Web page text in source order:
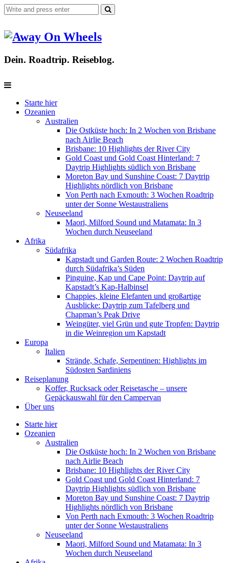
Dein. Roadtrip. Reiseblog.
Starte hier
Ozeanien
Australien
Die Ostküste hoch: In 2 Wochen von Brisbane
nach Airlie Beach
Brisbane: 10 Highlights der River City
Gold Coast und Gold Coast Hinterland: 7
Daytrip Highlights südlich von Brisbane
Moreton Bay und Sunshine Coast: 7 Daytrip
Highlights nördlich von Brisbane
Von Perth nach Exmouth: 3 Wochen Roadtrip
unter der Sonne Westaustraliens
Neuseeland
Maori, Milford Sound und Matamata: In 3
Wochen durch Neuseeland
Afrika
Südafrika
Kapstadt und Garden Route: 2 Wochen Roadtrip
durch Südafrika’s Süden
Pinguine, Kap und Cape Point: Daytrip auf
Kapstadt’s Kap-Halbinsel
Chappies, kleine Elefanten und großartige
Ausblicke: Daytrip zum Tafelberg und
Chapman’s Peak Drive
Weingüter, viel Grün und gute Tropfen: Daytrip
in die Weinregion um Kapstadt
Europa
Italien
Strände, Schafe, Serpentinen: Highlights im
Südosten Sardiniens
Reiseplanung
Koffer, Rucksack oder Reisetasche – unsere
Gepäckauswahl für den Campervan
Über uns
Starte hier
Ozeanien
Australien
Die Ostküste hoch: In 2 Wochen von Brisbane
nach Airlie Beach
Brisbane: 10 Highlights der River City
Gold Coast und Gold Coast Hinterland: 7
Daytrip Highlights südlich von Brisbane
Moreton Bay und Sunshine Coast: 7 Daytrip
Highlights nördlich von Brisbane
Von Perth nach Exmouth: 3 Wochen Roadtrip
unter der Sonne Westaustraliens
Neuseeland
Maori, Milford Sound und Matamata: In 3
Wochen durch Neuseeland